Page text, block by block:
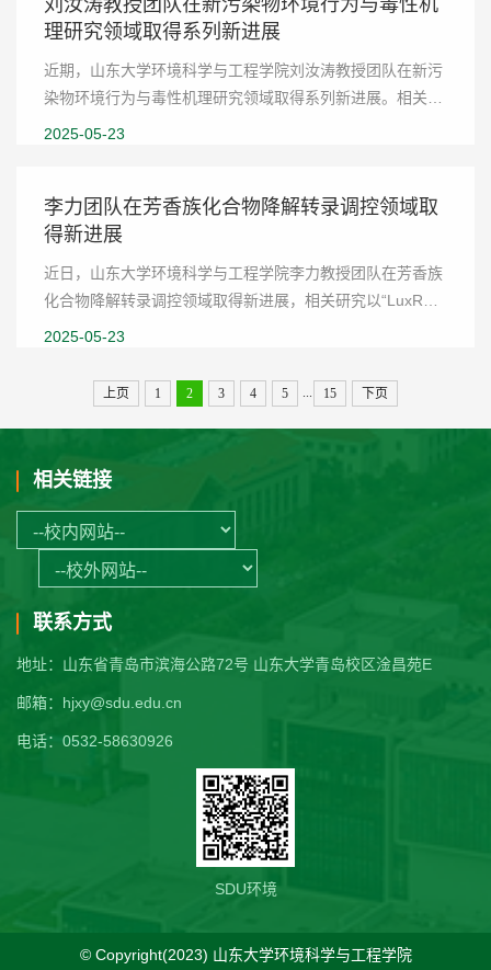
刘汝涛教授团队在新污染物环境行为与毒性机
理研究领域取得系列新进展
近期，山东大学环境科学与工程学院刘汝涛教授团队在新污
染物环境行为与毒性机理研究领域取得系列新进展。相关成
果发表在Environmental Science & Technology
2025-05-23
李力团队在芳香族化合物降解转录调控领域取
得新进展
近日，山东大学环境科学与工程学院李力教授团队在芳香族
化合物降解转录调控领域取得新进展，相关研究以“LuxR
solo regulates recalcitrant aromatic compound
2025-05-23
上页 1 2 3 4 5 15 下页
相关链接
联系方式
地址：山东省青岛市滨海公路72号 山东大学青岛校区淦昌苑E
邮箱：hjxy@sdu.edu.cn
电话：0532-58630926
SDU环境
© Copyright(2023) 山东大学环境科学与工程学院